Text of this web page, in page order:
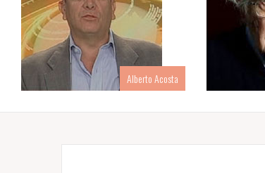
Alberto Acosta